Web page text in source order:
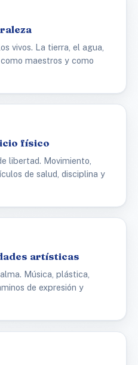
vivos. La tierra, el agua,
maestros y como
físico
libertad. Movimiento,
de salud, disciplina y
artísticas
Música, plástica,
de expresión y